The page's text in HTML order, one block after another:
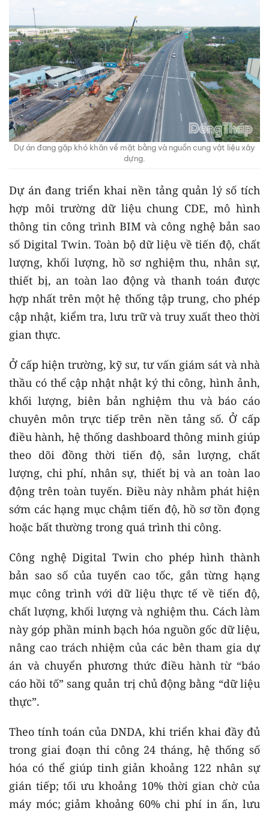
Dự án đang gặp khó khăn về mặt bằng và nguồn cung vật liệu xây
dựng.
Dự án đang triển khai nền tảng quản lý số tích
hợp môi trường dữ liệu chung CDE, mô hình
thông tin công trình BIM và công nghệ bản sao
số Digital Twin. Toàn bộ dữ liệu về tiến độ, chất
lượng, khối lượng, hồ sơ nghiệm thu, nhân sự,
thiết bị, an toàn lao động và thanh toán được
hợp nhất trên một hệ thống tập trung, cho phép
cập nhật, kiểm tra, lưu trữ và truy xuất theo thời
gian thực.
Ở cấp hiện trường, kỹ sư, tư vấn giám sát và nhà
thầu có thể cập nhật nhật ký thi công, hình ảnh,
khối lượng, biên bản nghiệm thu và báo cáo
chuyên môn trực tiếp trên nền tảng số. Ở cấp
điều hành, hệ thống dashboard thông minh giúp
theo dõi đồng thời tiến độ, sản lượng, chất
lượng, chi phí, nhân sự, thiết bị và an toàn lao
động trên toàn tuyến. Điều này nhằm phát hiện
sớm các hạng mục chậm tiến độ, hồ sơ tồn đọng
hoặc bất thường trong quá trình thi công.
Công nghệ Digital Twin cho phép hình thành
bản sao số của tuyến cao tốc, gắn từng hạng
mục công trình với dữ liệu thực tế về tiến độ,
chất lượng, khối lượng và nghiệm thu. Cách làm
này góp phần minh bạch hóa nguồn gốc dữ liệu,
nâng cao trách nhiệm của các bên tham gia dự
án và chuyển phương thức điều hành từ “báo
cáo hồi tố” sang quản trị chủ động bằng “dữ liệu
thực”.
Theo tính toán của DNDA, khi triển khai đầy đủ
trong giai đoạn thi công 24 tháng, hệ thống số
hóa có thể giúp tinh giản khoảng 122 nhân sự
gián tiếp; tối ưu khoảng 10% thời gian chờ của
máy móc; giảm khoảng 60% chi phí in ấn, lưu